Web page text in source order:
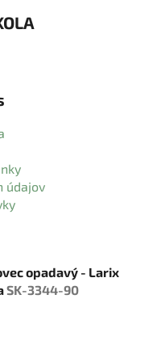
údajov
opadavý - Larix
SK-3344-90